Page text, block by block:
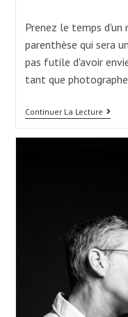
Prenez le temps d'un
parenthèse qui sera
pas futile d'avoir
tant que
Continuer La LectureUn